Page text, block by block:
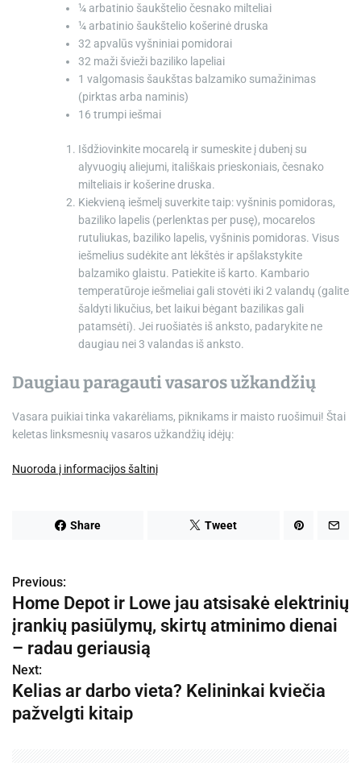
¼ arbatinio šaukšteliočesnako milteliai
¼ arbatinio šaukštelio košerinė druska
32 apvalūs vyšniniai pomidorai
32 maži švieži baziliko lapeliai
1 valgomasis šaukštas balzamiko sumažinimas
(pirktas arba naminis)
16 trumpi iešmai
Išdžiovinkite mocarelą ir sumeskite į dubenį su
alyvuogių aliejumi, itališkais prieskoniais, česnako
milteliais ir košerine druska.
Kiekvieną iešmelį suverkite taip: vyšninis pomidoras,
baziliko lapelis (perlenktas per pusę), mocarelos
rutuliukas, baziliko lapelis, vyšninis pomidoras. Visus
iešmelius sudėkite ant lėkštės ir apšlakstykite
balzamiko glaistu. Patiekite iš karto. Kambario
temperatūroje iešmeliai gali stovėti iki 2 valandų (galite
šaldyti likučius, bet laikui bėgant bazilikas gali
patamsėti). Jei ruošiatės iš anksto, padarykite ne
daugiau nei 3 valandas iš anksto.
Daugiau paragauti vasaros užkandžių
Vasara puikiai tinka vakarėliams, piknikams ir maisto ruošimui! Štai
keletas linksmesnių vasaros užkandžių idėjų:
Nuoroda į informacijos šaltinį
Share Tweet
N
a
v
i
g
Previous:
Home Depot ir Lowe jau atsisakė elektrinių
įrankių pasiūlymų, skirtų atminimo dienai
– radau geriausią
Next:
Kelias ar darbo vieta? Kelininkai kviečia
pažvelgti kitaip